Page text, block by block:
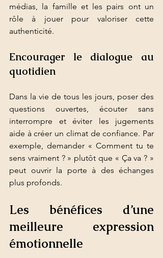
médias, la famille et les pairs ont un
rôle à jouer pour valoriser cette
authenticité.
Encourager le dialogue au
quotidien
Dans la vie de tous les jours, poser des
questions ouvertes, écouter sans
interrompre et éviter les jugements
aide à créer un climat de confiance. Par
exemple, demander « Comment tu te
sens vraiment ? » plutôt que « Ça va ? »
peut ouvrir la porte à des échanges
plus profonds.
Les bénéfices d’une
meilleure expression
émotionnelle